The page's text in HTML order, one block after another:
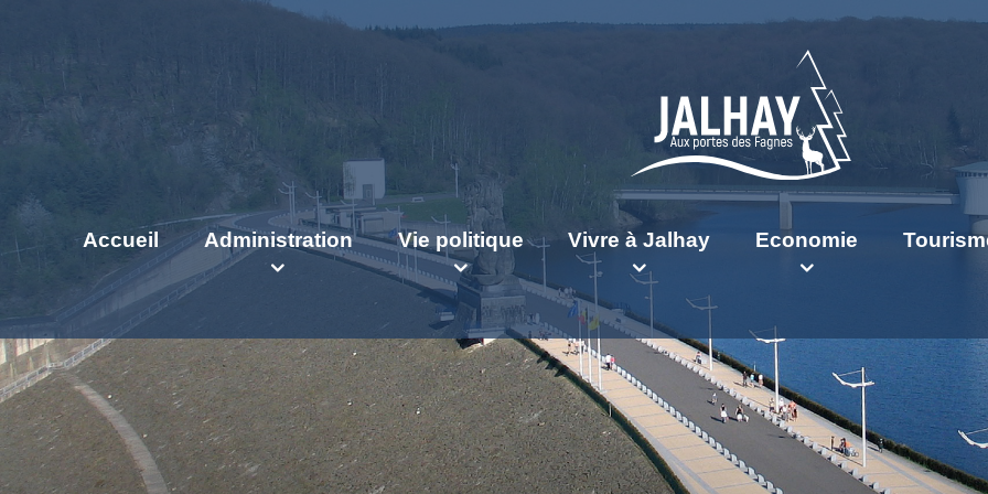
Accueil Administration Vie politique Vivre à Jalhay Economie